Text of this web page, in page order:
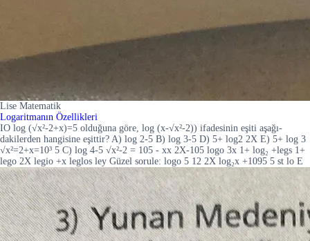
Lise Matematik
Logaritmanın Özellikleri
IO log (√x²-2+x)=5 olduğuna göre, log (x-√x²-2)) ifadesinin eşiti aşağı-
dakilerden hangisine eşittir? A) log 2-5 B) log 3-5 D) 5+ log2 2X E) 5+ log 3
√x²=2+x=10³ 5 C) log 4-5 √x²-2 = 105 - xx 2X-105 logo 3x 1+ log₂ +legs 1+
lego 2X legio +x leglos ley Güzel sorule: logo 5 12 2X log₂x +1095 5 st lo E